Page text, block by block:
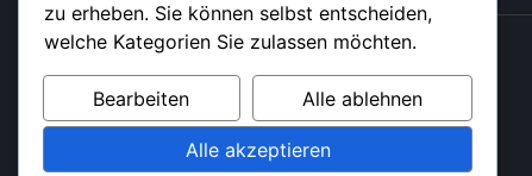
© 2026 – Feuerwehr der Stadt Sundern (Sauerland)
zu erheben. Sie können selbst entscheiden,
welche Kategorien Sie zulassen möchten.
Bearbeiten Alle ablehnen
Alle akzeptieren